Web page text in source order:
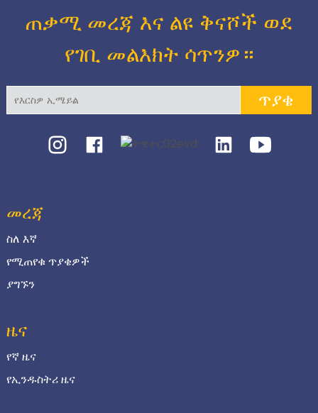
ጠቃሚ መረጃ እና ልዩ ቅናሾች ወደ
የገቢ መልእክት ሳጥንዎ።
ጥያቄ
መረጃ
ስለ እኛ
የሚጠየቁ ጥያቄዎች
ያግኙን
ዜና
የኛ ዜና
የኢንዱስትሪ ዜና